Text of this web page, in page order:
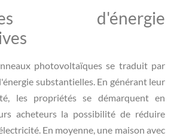
d'énergie
photovoltaïques se traduit par
substantielles. En générant leur
les propriétés se démarquent en
acheteurs la possibilité de réduire
En moyenne, une maison avec